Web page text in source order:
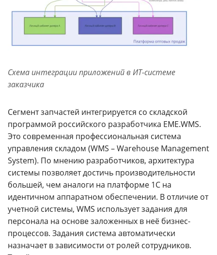
Схема интеграции приложений в ИТ-системе
заказчика
Сегмент запчастей интегрируется со складской
программой российского разработчика EME.WMS.
Это современная профессиональная система
управления складом (WMS – Warehouse Management
System). По мнению разработчиков, архитектура
системы позволяет достичь производительности
большей, чем аналоги на платформе 1С на
идентичном аппаратном обеспечении. В отличие от
учетной системы, WMS использует задания для
персонала на основе заложенных в неё бизнес-
процессов. Задания система автоматически
назначает в зависимости от ролей сотрудников.